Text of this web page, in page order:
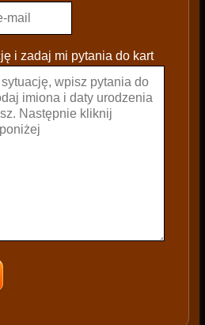
i zadaj mi pytania do kart